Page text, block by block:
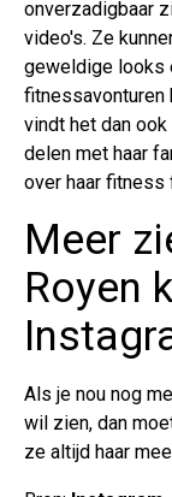
onverzadigbaar
video's. Ze
geweldige looks
fitnessavonturen
vindt het dan
delen met haar
over haar fitness
Meer
Royen
Als je nou nog
wil zien, dan
ze altijd haar